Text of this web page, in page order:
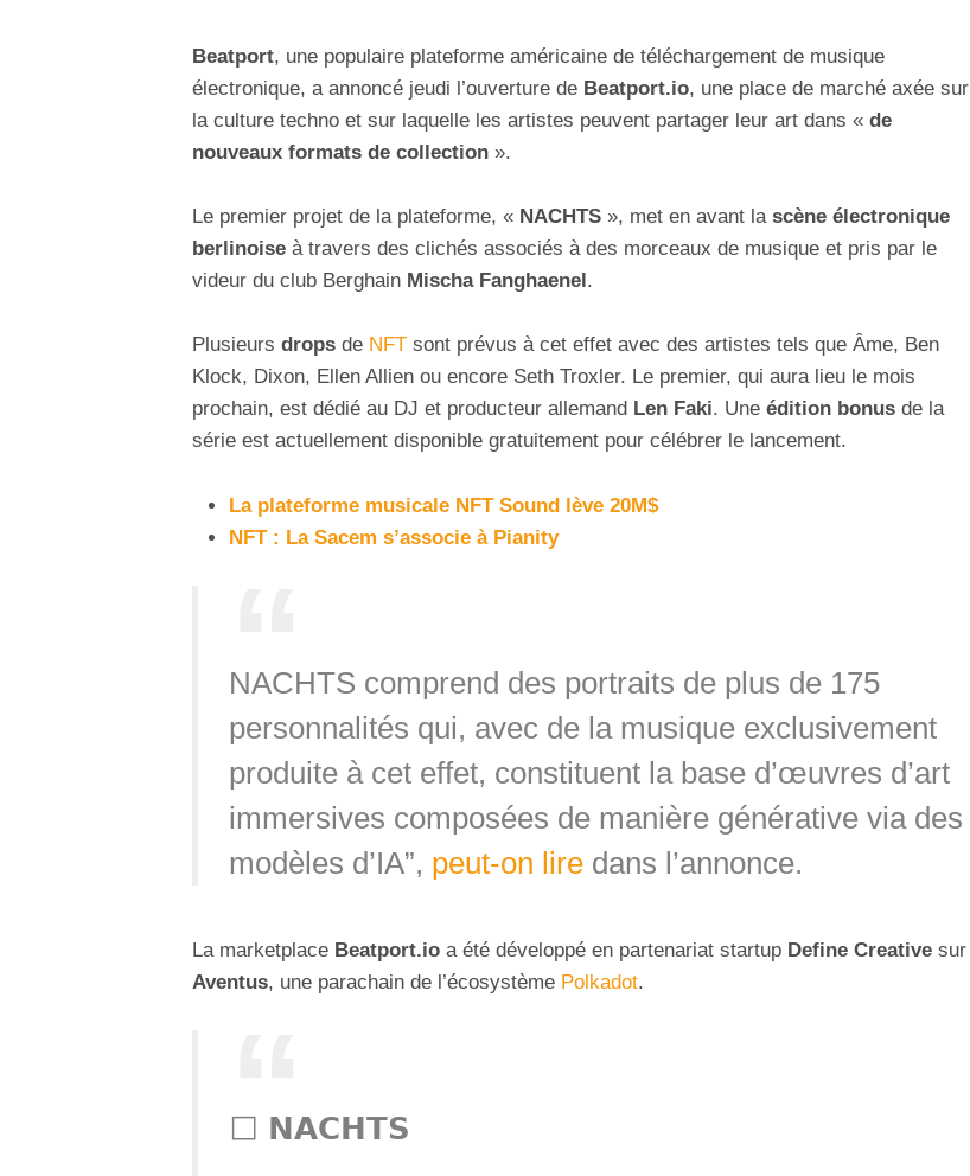
Beatport, une populaire plateforme américaine de téléchargement de musique
électronique, a annoncé jeudi l’ouverture de Beatport.io, une place de marché axée sur
la culture techno et sur laquelle les artistes peuvent partager leur art dans « de
nouveaux formats de collection ».
Le premier projet de la plateforme, « NACHTS », met en avant la scène électronique
berlinoise à travers des clichés associés à des morceaux de musique et pris par le
videur du club Berghain Mischa Fanghaenel .
Plusieurs drops de NFT sont prévus à cet effet avec des artistes tels que Âme, Ben
Klock, Dixon, Ellen Allien ou encore Seth Troxler. Le premier, qui aura lieu le mois
prochain, est dédié au DJ et producteur allemand Len Faki. Une édition bonus de la
série est actuellement disponible gratuitement pour célébrer le lancement.
La plateforme musicale NFT Sound lève 20M$
NFT : La Sacem s’associe à Pianity
NACHTS comprend des portraits de plus de 175
personnalités qui, avec de la musique exclusivement
produite à cet effet, constituent la base d’œuvres d’art
immersives composées de manière générative via des
modèles d’IA”, peut-on liredans l’annonce.
La marketplace Beatport.io a été développé en partenariat startup Define Creative sur
Aventus, une parachain de l’écosystème Polkadot.
⬜️ 𝗡𝗔𝗖𝗛𝗧𝗦